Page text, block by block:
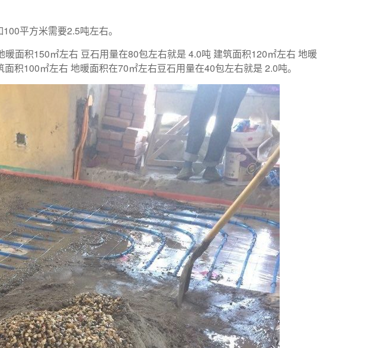
平方米需要2.5吨左右。
面积150㎡左右 豆石用量在80包左右就是 4.0吨 建筑面积120㎡左右 地暖
积100㎡左右 地暖面积在70㎡左右豆石用量在40包左右就是 2.0吨。